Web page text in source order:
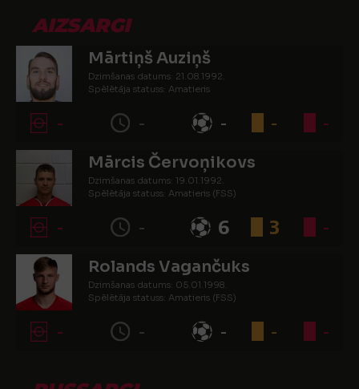
AIZSARGI
Mārtiņš Auziņš
Dzimšanas datums: 21.08.1992.
Spēlētāja statuss: Amatieris
- - - - -
Mārcis Červoņikovs
Dzimšanas datums: 19.01.1992.
Spēlētāja statuss: Amatieris (FSS)
- - 6 3 -
Rolands Vagančuks
Dzimšanas datums: 05.01.1998.
Spēlētāja statuss: Amatieris (FSS)
- - - - -